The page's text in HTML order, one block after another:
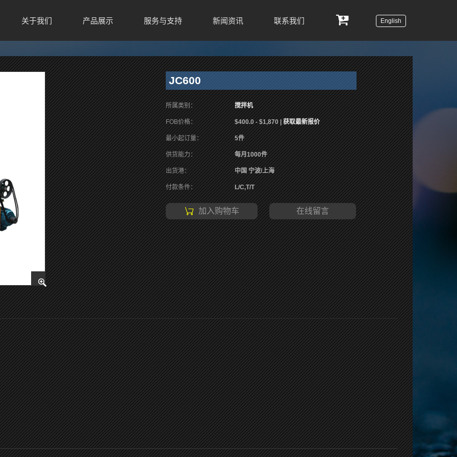
关于我们 产品展示 服务与支持 新闻资讯 联系我们 English
JC600
所属类别： 搅拌机
FOB价格： $400.0 - $1,870 |获取最新报价
最小起订量： 5件
供货能力： 每月1000件
出货港： 中国 宁波/上海
付款条件： L/C,T/T
加入购物车 在线留言